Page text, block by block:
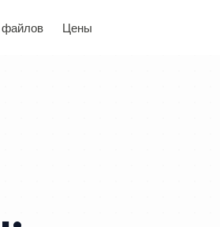
файлов Цены